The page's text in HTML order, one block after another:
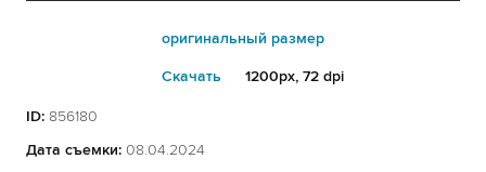
оригинальный размер
Cкачать 1200px, 72 dpi
ID: 856180
Дата съемки: 08.04.2024